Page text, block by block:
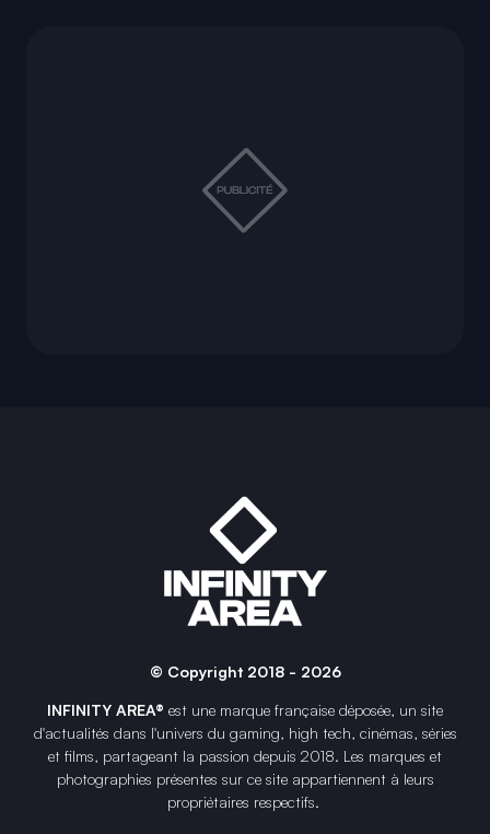
© Copyright 2018 - 2026
INFINITY AREA® est une marque française déposée, un site
d'actualités dans l'univers du gaming, high tech, cinémas, séries
et films, partageant la passion depuis 2018. Les marques et
photographies présentes sur ce site appartiennent à leurs
propriétaires respectifs.